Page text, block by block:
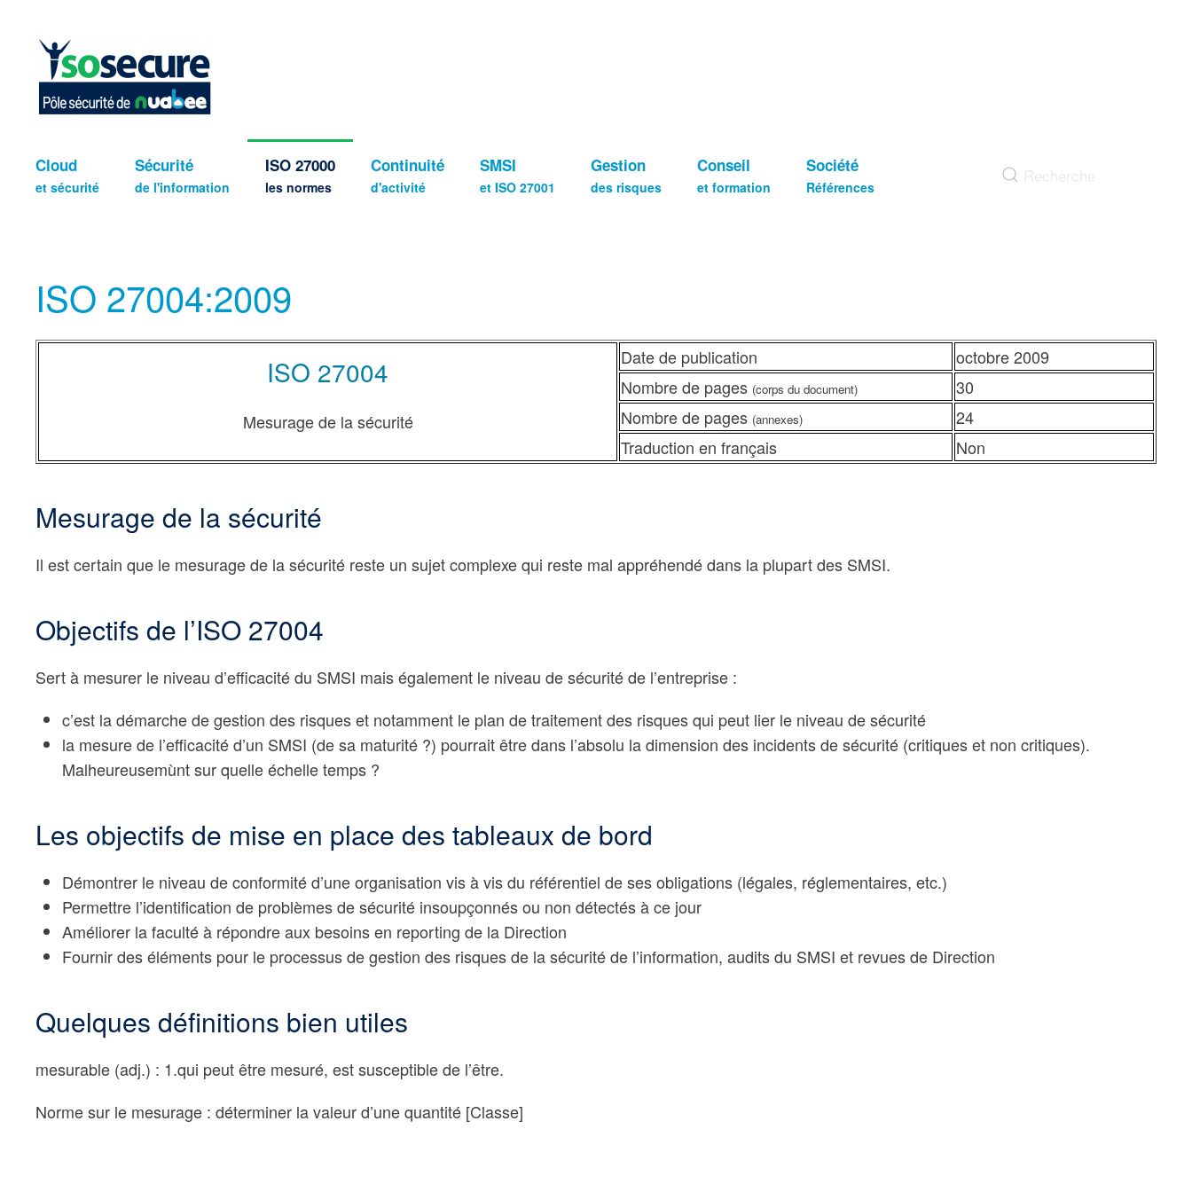
Cloud
et sécurité
Sécurité
de l'information
ISO 27000
les normes
Continuité
d'activité
SMSI
et ISO 27001
Gestion
des risques
Conseil
et formation
Société
Références
ISO 27004:2009
ISO 27004
Mesurage de la sécurité
Date de publication
octobre 2009
Nombre de pages (corps du document)
30
Nombre de pages (annexes)
24
Traduction en français
Non
Mesurage de la sécurité
Il est certain que le mesurage de la sécurité reste un sujet complexe qui reste mal appréhendé dans la plupart des SMSI.
Objectifs de l’ISO 27004
Sert à mesurer le niveau d’efficacité du SMSI mais également le niveau de sécurité de l’entreprise :
c’est la démarche de gestion des risques et notamment le plan de traitement des risques qui peut lier le niveau de sécurité
la mesure de l’efficacité d’un SMSI (de sa maturité ?) pourrait être dans l’absolu la dimension des incidents de sécurité (critiques et non critiques).
Malheureusemùnt sur quelle échelle temps ?
Les objectifs de mise en place des tableaux de bord
Démontrer le niveau de conformité d’une organisation vis à vis du référentiel de ses obligations (légales, réglementaires, etc.)
Permettre l’identification de problèmes de sécurité insoupçonnés ou non détectés à ce jour
Améliorer la faculté à répondre aux besoins en reporting de la Direction
Fournir des éléments pour le processus de gestion des risques de la sécurité de l’information, audits du SMSI et revues de Direction
Quelques définitions bien utiles
mesurable (adj.) : 1.qui peut être mesuré, est susceptible de l’être.
Norme sur le mesurage : déterminer la valeur d’une quantité [Classe]